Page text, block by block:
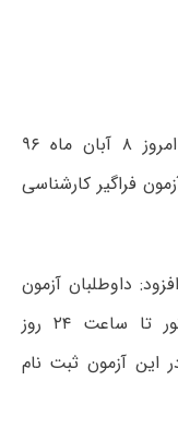
مشاور عالی سازمان سنجش گفت: تا امروز ۸ آبان ماه ۹۶
آزمون فراگیر کارشناسی
داوطلبان آزمون
کارشناسی ارشد فراگیر دانشگاه پیام نور تا ساعت ۲۴ روز
فرصت دارند در این آزمون ثبت نام